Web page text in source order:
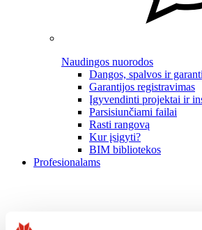
Naudingos nuorodos
Dangos, spalvos ir
Garantijos registravimas
Įgyvendinti projektai ir
Parsisiunčiami failai
Rasti rangovą
Kur įsigyti?
BIM bibliotekos
Profesionalams